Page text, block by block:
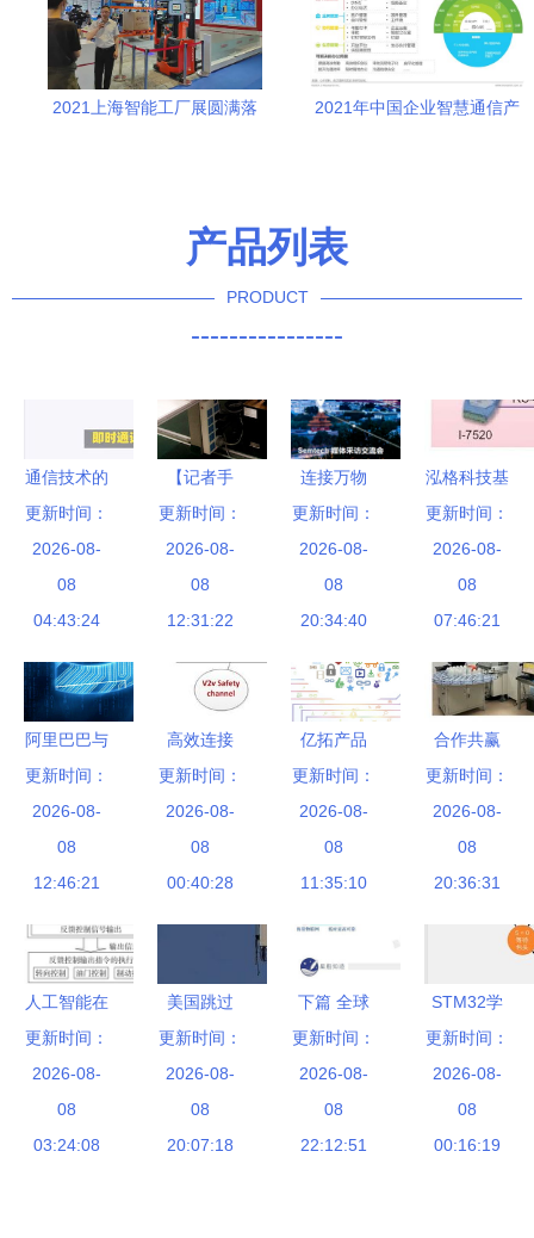
2021上海智能工厂展圆满落
2021年中国企业智慧通信产
产品列表
PRODUCT
----------------
通信技术的
演进与创新
撰写通信技
术类深度分
析文章的实
更新时间：
2026-08-
08
04:43:24
【记者手
记】映翰通
以研发引领
工业物联网
市场开发
更新时间：
2026-08-
08
12:31:22
连接万物
LoRa物联
网技术将点
亮未来通信
新篇章
更新时间：
2026-08-
08
20:34:40
泓格科技基
于
MODBUS
总线的多功
能电力仪表
件开发技术
解析
更新时间：
2026-08-
08
07:46:21
阿里巴巴与
华为共谱
5G新篇章
独角戏时代
终结
更新时间：
2026-08-
08
12:46:21
高效连接
专为高速移
动应用设计
的C-V2X通
信技术开发
更新时间：
2026-08-
08
00:40:28
亿拓产品
通信技术开
发的创新与
突破
更新时间：
2026-08-
08
11:35:10
合作共赢
通信技术开
发的未来之
路
更新时间：
2026-08-
08
20:36:31
人工智能在
自动驾驶系
统的发展趋
势与应用现
状分析
更新时间：
2026-08-
08
03:24:08
美国跳过
5G，开始
布局6G通
信技术的开
发
更新时间：
2026-08-
08
20:07:18
下篇 全球
6G通信技
术最新进展
——通信技
术的开发与
更新时间：
2026-08-
08
22:12:51
STM32学
习笔记 基
于江协科技
教程实现串
口通信
更新时间：
2026-08-
08
00:16:19